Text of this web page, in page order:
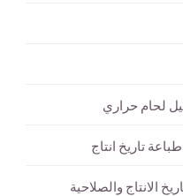
لحام حراري
تاريخ انتاج
الانتاج والصلاحية